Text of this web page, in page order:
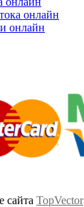
онлайн
онлайн
сайта TopVector